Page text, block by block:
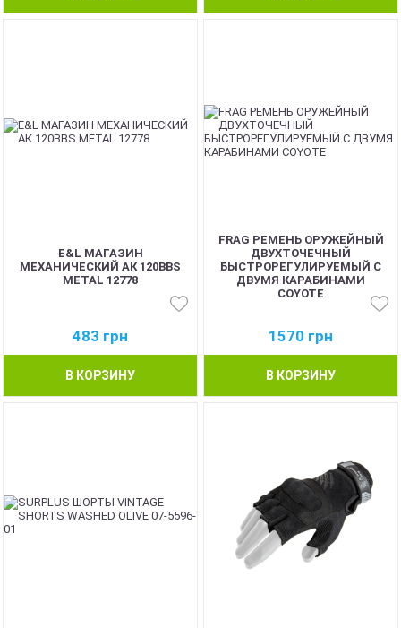
E&L МАГАЗИН
МЕХАНИЧЕСКИЙ АК 120BBS
METAL 12778
483 грн
В КОРЗИНУ
FRAG РЕМЕНЬ ОРУЖЕЙНЫЙ
ДВУХТОЧЕЧНЫЙ
БЫСТРОРЕГУЛИРУЕМЫЙ С
ДВУМЯ КАРАБИНАМИ
COYOTE
1570 грн
В КОРЗИНУ